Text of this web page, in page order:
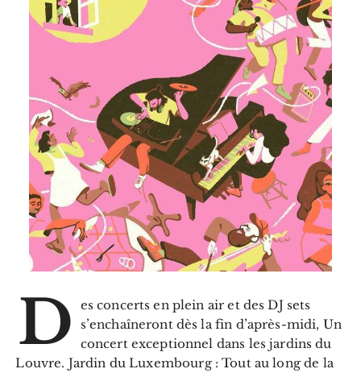
D
es concerts en plein air et des DJ sets
s’enchaîneront dès la fin d’après-midi, Un
concert exceptionnel dans les jardins du
Louvre. Jardin du Luxembourg : Tout au long de la